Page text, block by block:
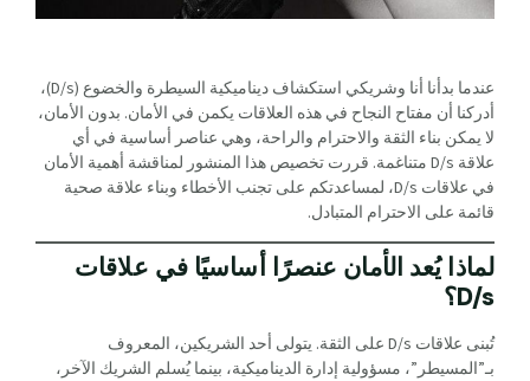
عندما بدأنا أنا وشريكي استكشاف ديناميكية السيطرة والخضوع (D/s)،
أدركنا أن مفتاح النجاح في هذه العلاقات يكمن في الأمان. بدون الأمان،
لا يمكن بناء الثقة والاحترام والراحة، وهي عناصر أساسية في أي
علاقة D/s متناغمة. قررت تخصيص هذا المنشور لمناقشة أهمية الأمان
في علاقات D/s، لمساعدتكم على تجنب الأخطاء وبناء علاقة صحية
قائمة على الاحترام المتبادل.
لماذا يُعد الأمان عنصرًا أساسيًا في علاقات
D/s؟
تُبنى علاقات D/s على الثقة. يتولى أحد الشريكين، المعروف
بـ”المسيطر”، مسؤولية إدارة الديناميكية، بينما يُسلم الشريك الآخر،